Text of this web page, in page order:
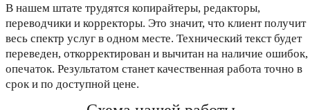
В нашем штате трудятся копирайтеры, редакторы,
переводчики и корректоры. Это значит, что клиент получит
весь спектр услуг в одном месте. Технический текст будет
переведен, откорректирован и вычитан на наличие ошибок,
опечаток. Результатом станет качественная работа точно в
срок и по доступной цене.